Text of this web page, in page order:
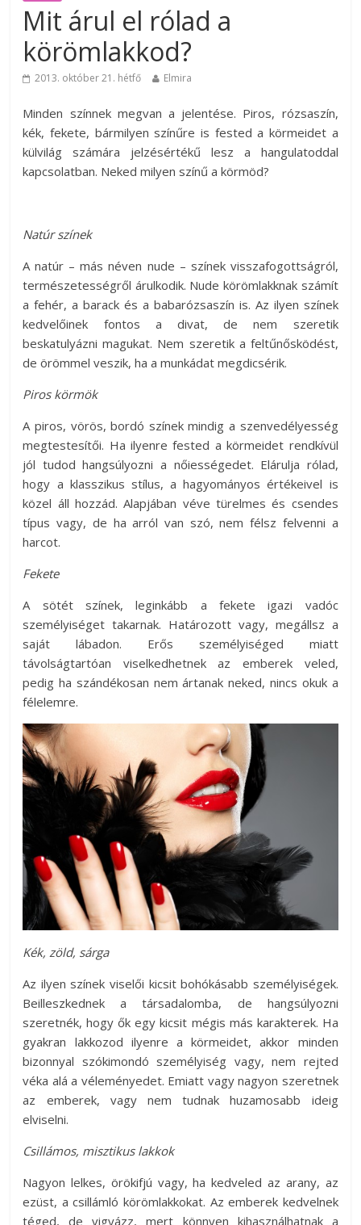
Mit árul el rólad a
körömlakkod?
2013. október 21. hétfő Elmira
Minden színnek megvan a jelentése. Piros, rózsaszín,
kék, fekete, bármilyen színűre is fested a körmeidet a
külvilág számára jelzésértékű lesz a hangulatoddal
kapcsolatban. Neked milyen színű a körmöd?
Natúr színek
A natúr – más néven nude – színek visszafogottságról,
természetességről árulkodik. Nude körömlakknak számít
a fehér, a barack és a babarózsaszín is. Az ilyen színek
kedvelőinek fontos a divat, de nem szeretik
beskatulyázni magukat. Nem szeretik a feltűnősködést,
de örömmel veszik, ha a munkádat megdicsérik.
Piros körmök
A piros, vörös, bordó színek mindig a szenvedélyesség
megtestesítői. Ha ilyenre fested a körmeidet rendkívül
jól tudod hangsúlyozni a nőiességedet. Elárulja rólad,
hogy a klasszikus stílus, a hagyományos értékeivel is
közel áll hozzád. Alapjában véve türelmes és csendes
típus vagy, de ha arról van szó, nem félsz felvenni a
harcot.
Fekete
A sötét színek, leginkább a fekete igazi vadóc
személyiséget takarnak. Határozott vagy, megállsz a
saját lábadon. Erős személyiséged miatt
távolságtartóan viselkedhetnek az emberek veled,
pedig ha szándékosan nem ártanak neked, nincs okuk a
félelemre.
Kék, zöld, sárga
Az ilyen színek viselői kicsit bohókásabb személyiségek.
Beilleszkednek a társadalomba, de hangsúlyozni
szeretnék, hogy ők egy kicsit mégis más karakterek. Ha
gyakran lakkozod ilyenre a körmeidet, akkor minden
bizonnyal szókimondó személyiség vagy, nem rejted
véka alá a véleményedet. Emiatt vagy nagyon szeretnek
az emberek, vagy nem tudnak huzamosabb ideig
elviselni.
Csillámos, misztikus lakkok
Nagyon lelkes, örökifjú vagy, ha kedveled az arany, az
ezüst, a csillámló körömlakkokat. Az emberek kedvelnek
téged, de vigyázz, mert könnyen kihasználhatnak a